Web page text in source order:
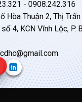
- 0908.242.316
Hòa Thuận 2, Thị
4, KCN Vĩnh Lộc, P.